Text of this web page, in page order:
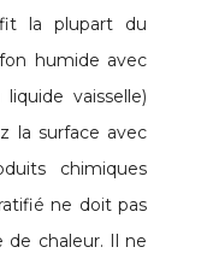
la plupart du
humide avec
vaisselle)
la surface avec
chimiques
ne doit pas
de chaleur. Il ne